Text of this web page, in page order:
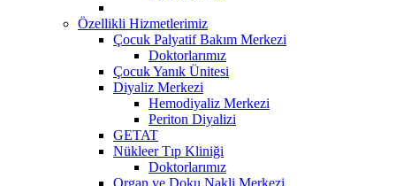
Özellikli Hizmetlerimiz
Çocuk Palyatif Bakım Merkezi
Doktorlarımız
Çocuk Yanık Ünitesi
Diyaliz Merkezi
Hemodiyaliz Merkezi
Periton Diyalizi
GETAT
Nükleer Tıp Kliniği
Doktorlarımız
Organ ve Doku Nakli Merkezi